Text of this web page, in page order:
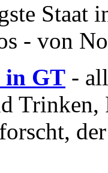
Staat
- von
in GT -